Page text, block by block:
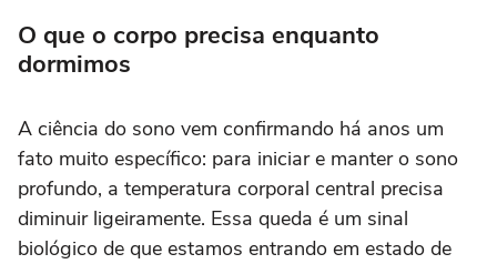
O que o corpo precisa enquanto
dormimos
A ciência do sono vem confirmando há anos um
fato muito específico: para iniciar e manter o sono
profundo, a temperatura corporal central precisa
diminuir ligeiramente. Essa queda é um sinal
biológico de que estamos entrando em estado de